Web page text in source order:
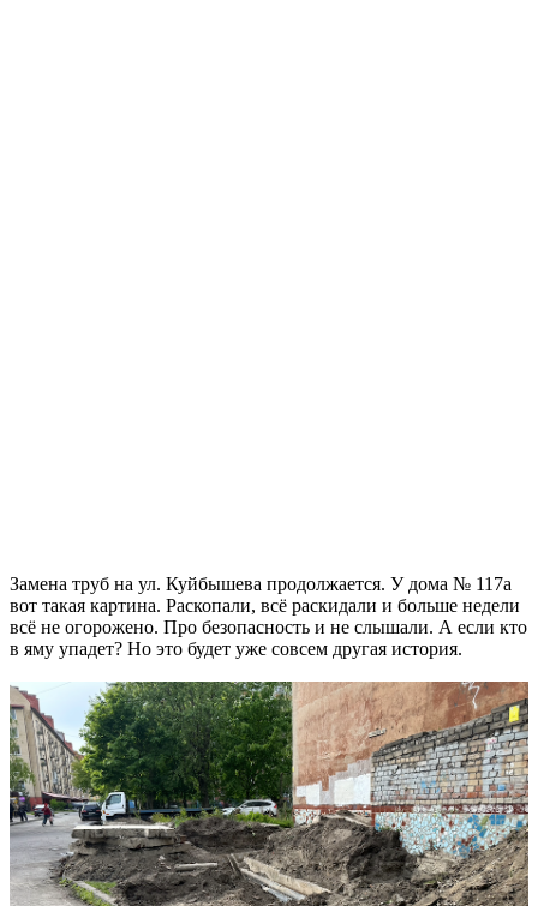
Замена труб на ул. Куйбышева продолжается. У дома № 117а
вот такая картина. Раскопали, всё раскидали и больше недели
всё не огорожено. Про безопасность и не слышали. А если кто
в яму упадет? Но это будет уже совсем другая история.